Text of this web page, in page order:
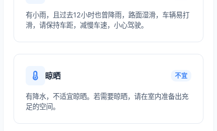
有小雨，且过去12小时也曾降雨，路面湿滑，车辆易打
滑，请保持车距，减慢车速，小心驾驶。
晾晒 不宜
有降水，不适宜晾晒。若需要晾晒，请在室内准备出充
足的空间。